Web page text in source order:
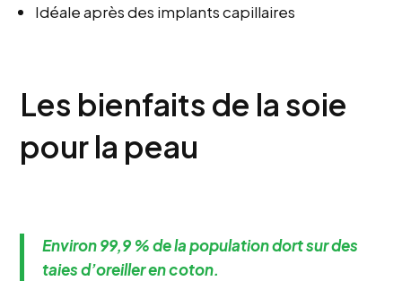
Idéale après des implants capillaires
Les bienfaits de la soie
pour la peau
Environ 99,9 % de la population dort sur des
taies d’oreiller en coton.